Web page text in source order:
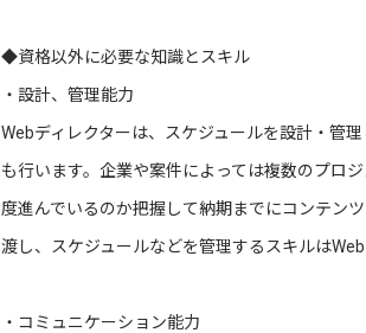
◆資格以外に必要な知識とスキル
・設計、管理能力
Webディレクターは、スケジュールを設計・管
も行います。企業や案件によっては複数のプロ
度進んでいるのか把握して納期までにコンテン
渡し、スケジュールなどを管理するスキルは
・コミュニケーション能力